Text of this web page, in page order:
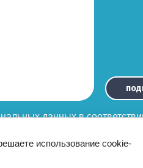
данныхв
использование cookie-